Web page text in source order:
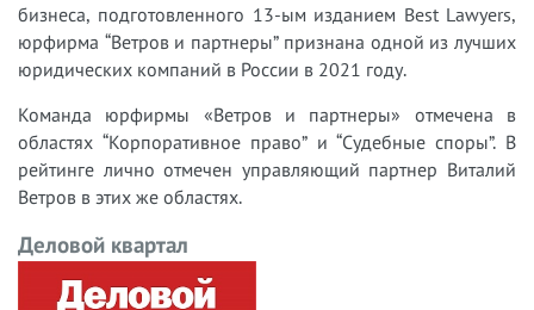
бизнеса, подготовленного 13-ым изданием Best Lawyers,
юрфирма “Ветров и партнеры” признана одной из лучших
юридических компаний в России в 2021 году.
Команда юрфирмы «Ветров и партнеры» отмечена в
областях “Корпоративное право” и “Судебные споры”. В
рейтинге лично отмечен управляющий партнер Виталий
Ветров в этих же областях.
Деловой квартал